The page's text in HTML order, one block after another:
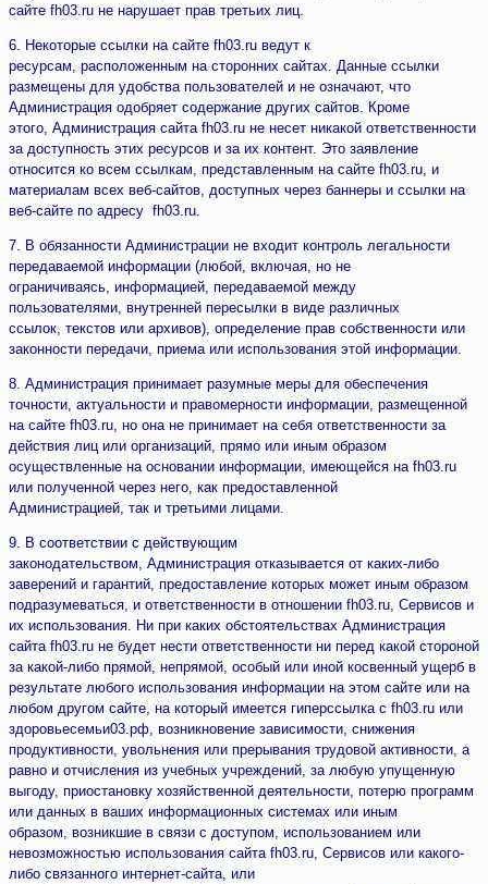
сайте fh03.ru не нарушает прав третьих лиц.
6. Некоторые ссылки на сайте fh03.ru ведут к
ресурсам, расположенным на сторонних сайтах. Данные ссылки
размещены для удобства пользователей и не означают, что
Администрация одобряет содержание других сайтов. Кроме
этого, Администрация сайта fh03.ru не несет никакой ответственности
за доступность этих ресурсов и за их контент. Это заявление
относится ко всем ссылкам, представленным на сайте fh03.ru, и
материалам всех веб-сайтов, доступных через баннеры и ссылки на
веб-сайте по адресу fh03.ru.
7. В обязанности Администрации не входит контроль легальности
передаваемой информации (любой, включая, но не
ограничиваясь, информацией, передаваемой между
пользователями, внутренней пересылки в виде различных
ссылок, текстов или архивов), определение прав собственности или
законности передачи, приема или использования этой информации.
8. Администрация принимает разумные меры для обеспечения
точности, актуальности и правомерности информации, размещенной
на сайте fh03.ru, но она не принимает на себя ответственности за
действия лиц или организаций, прямо или иным образом
осуществленные на основании информации, имеющейся на fh03.ru
или полученной через него, как предоставленной
Администрацией, так и третьими лицами.
9. В соответствии с действующим
законодательством, Администрация отказывается от каких-либо
заверений и гарантий, предоставление которых может иным образом
подразумеваться, и ответственности в отношении fh03.ru, Сервисов и
их использования. Ни при каких обстоятельствах Администрация
сайта fh03.ru не будет нести ответственности ни перед какой стороной
за какой-либо прямой, непрямой, особый или иной косвенный ущерб в
результате любого использования информации на этом сайте или на
любом другом сайте, на который имеется гиперссылка с fh03.ru или
здоровьесемьи03.рф, возникновение зависимости, снижения
продуктивности, увольнения или прерывания трудовой активности, а
равно и отчисления из учебных учреждений, за любую упущенную
выгоду, приостановку хозяйственной деятельности, потерю программ
или данных в ваших информационных системах или иным
образом, возникшие в связи с доступом, использованием или
невозможностью использования сайта fh03.ru, Сервисов или какого-
либо связанного интернет-сайта, или